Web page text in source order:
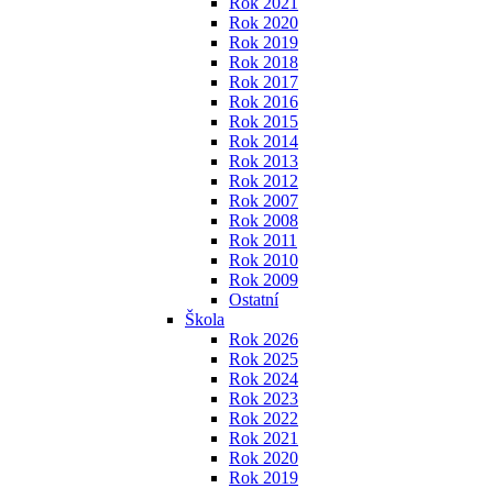
Rok 2020
Rok 2019
Rok 2018
Rok 2017
Rok 2016
Rok 2015
Rok 2014
Rok 2013
Rok 2012
Rok 2007
Rok 2008
Rok 2011
Rok 2010
Rok 2009
Ostatní
Škola
Rok 2026
Rok 2025
Rok 2024
Rok 2023
Rok 2022
Rok 2021
Rok 2020
Rok 2019